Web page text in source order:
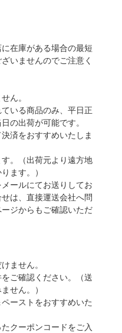
在庫がある場合の最短
いませんのでご注意く
ん。
いる商品のみ、平日正
の出荷が可能です。
済をおすすめいたしま
。（出荷元より遠方地
ます。）
ールにてお送りしてお
は、直接運送会社へ問
ジからもご確認いただ
ません。
ご確認ください。（送
せん。）
ーストをおすすめいた
クーポンコードをご入